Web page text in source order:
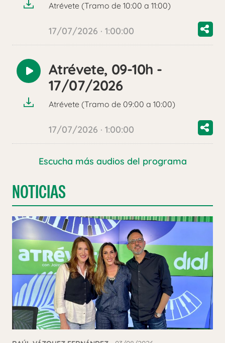
Atrévete (Tramo de 10:00 a 11:00)
17/07/2026 · 1:00:00
Reproducir
audio
Atrévete, 09-10h -
17/07/2026
Atrévete (Tramo de 09:00 a 10:00)
17/07/2026 · 1:00:00
Escucha más audios del programa
NOTICIAS